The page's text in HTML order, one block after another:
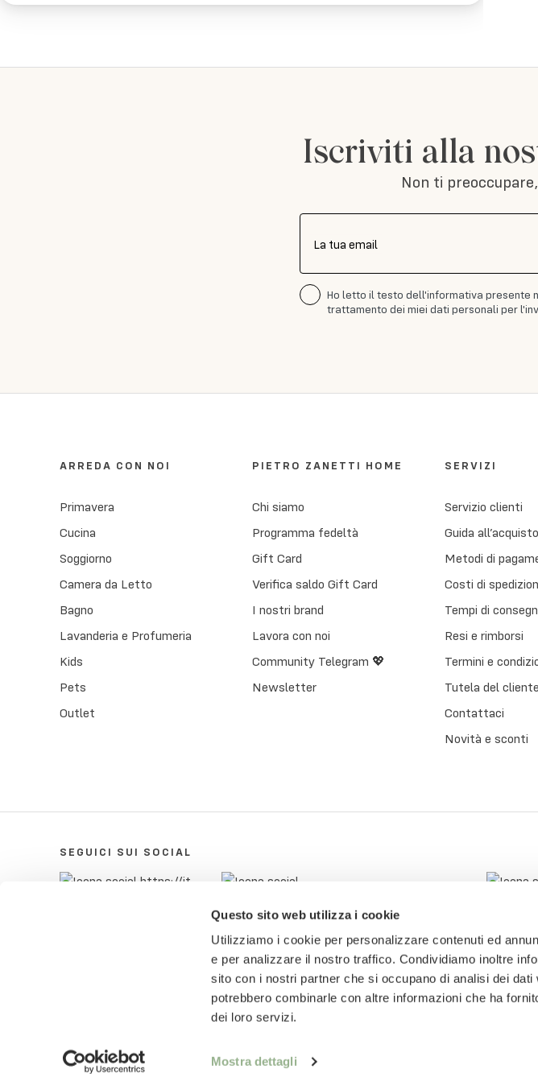
Questo sito web utilizza i cookie
Utilizziamo i cookie per personalizzare contenuti ed
e per analizzare il nostro traffico. Condividiamo inoltre
sito con i nostri partner che si occupano di analisi dei
potrebbero combinarle con altre informazioni che ha
dei loro servizi.
Mostra dettagli
Iscriviti alla
Non ti
La tua email
Ho letto il testo dell'informativa presente
trattamento dei miei dati personali per
ARREDA CON NOI
Primavera
Cucina
Soggiorno
Camera da Letto
Bagno
Lavanderia e Profumeria
Kids
Pets
Outlet
PIETRO ZANETTI HOME
Chi siamo
Programma fedeltà
Gift Card
Verifica saldo Gift Card
I nostri brand
Lavora con noi
Community Telegram 💖
Newsletter
SERVIZI
Servizio clienti
Guida all’acquisto
Metodi di
Costi di
Tempi di
Resi e rimborsi
Termini e
Tutela del cliente
Contattaci
Novità e sconti
SEGUICI SUI SOCIAL
© 2018-2025 Pietro Zanetti Home di Pietro Zanetti.